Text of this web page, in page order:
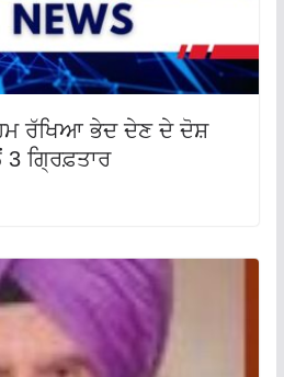
ਰੱਖਿਆ ਭੇਦ ਦੇਣ ਦੇ ਦੋਸ਼
ਗ੍ਰਿਫ਼ਤਾਰ